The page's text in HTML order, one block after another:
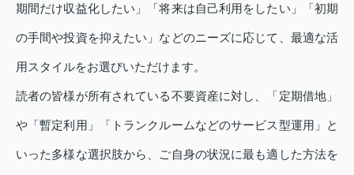
期間だけ収益化したい」「将来は自己利用をしたい」「初期
の手間や投資を抑えたい」などのニーズに応じて、最適な活
用スタイルをお選びいただけます。
読者の皆様が所有されている不要資産に対し、「定期借地」
や「暫定利用」「トランクルームなどのサービス型運用」と
いった多様な選択肢から、ご自身の状況に最も適した方法を